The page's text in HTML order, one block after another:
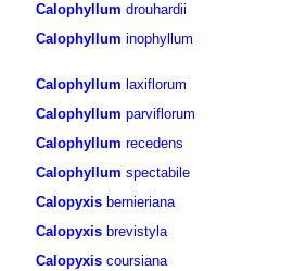
Calophyllum drouhardii
Calophyllum inophyllum
Calophyllum laxiflorum
Calophyllum parviflorum
Calophyllum recedens
Calophyllum spectabile
Calopyxis bernieriana
Calopyxis brevistyla
Calopyxis coursiana